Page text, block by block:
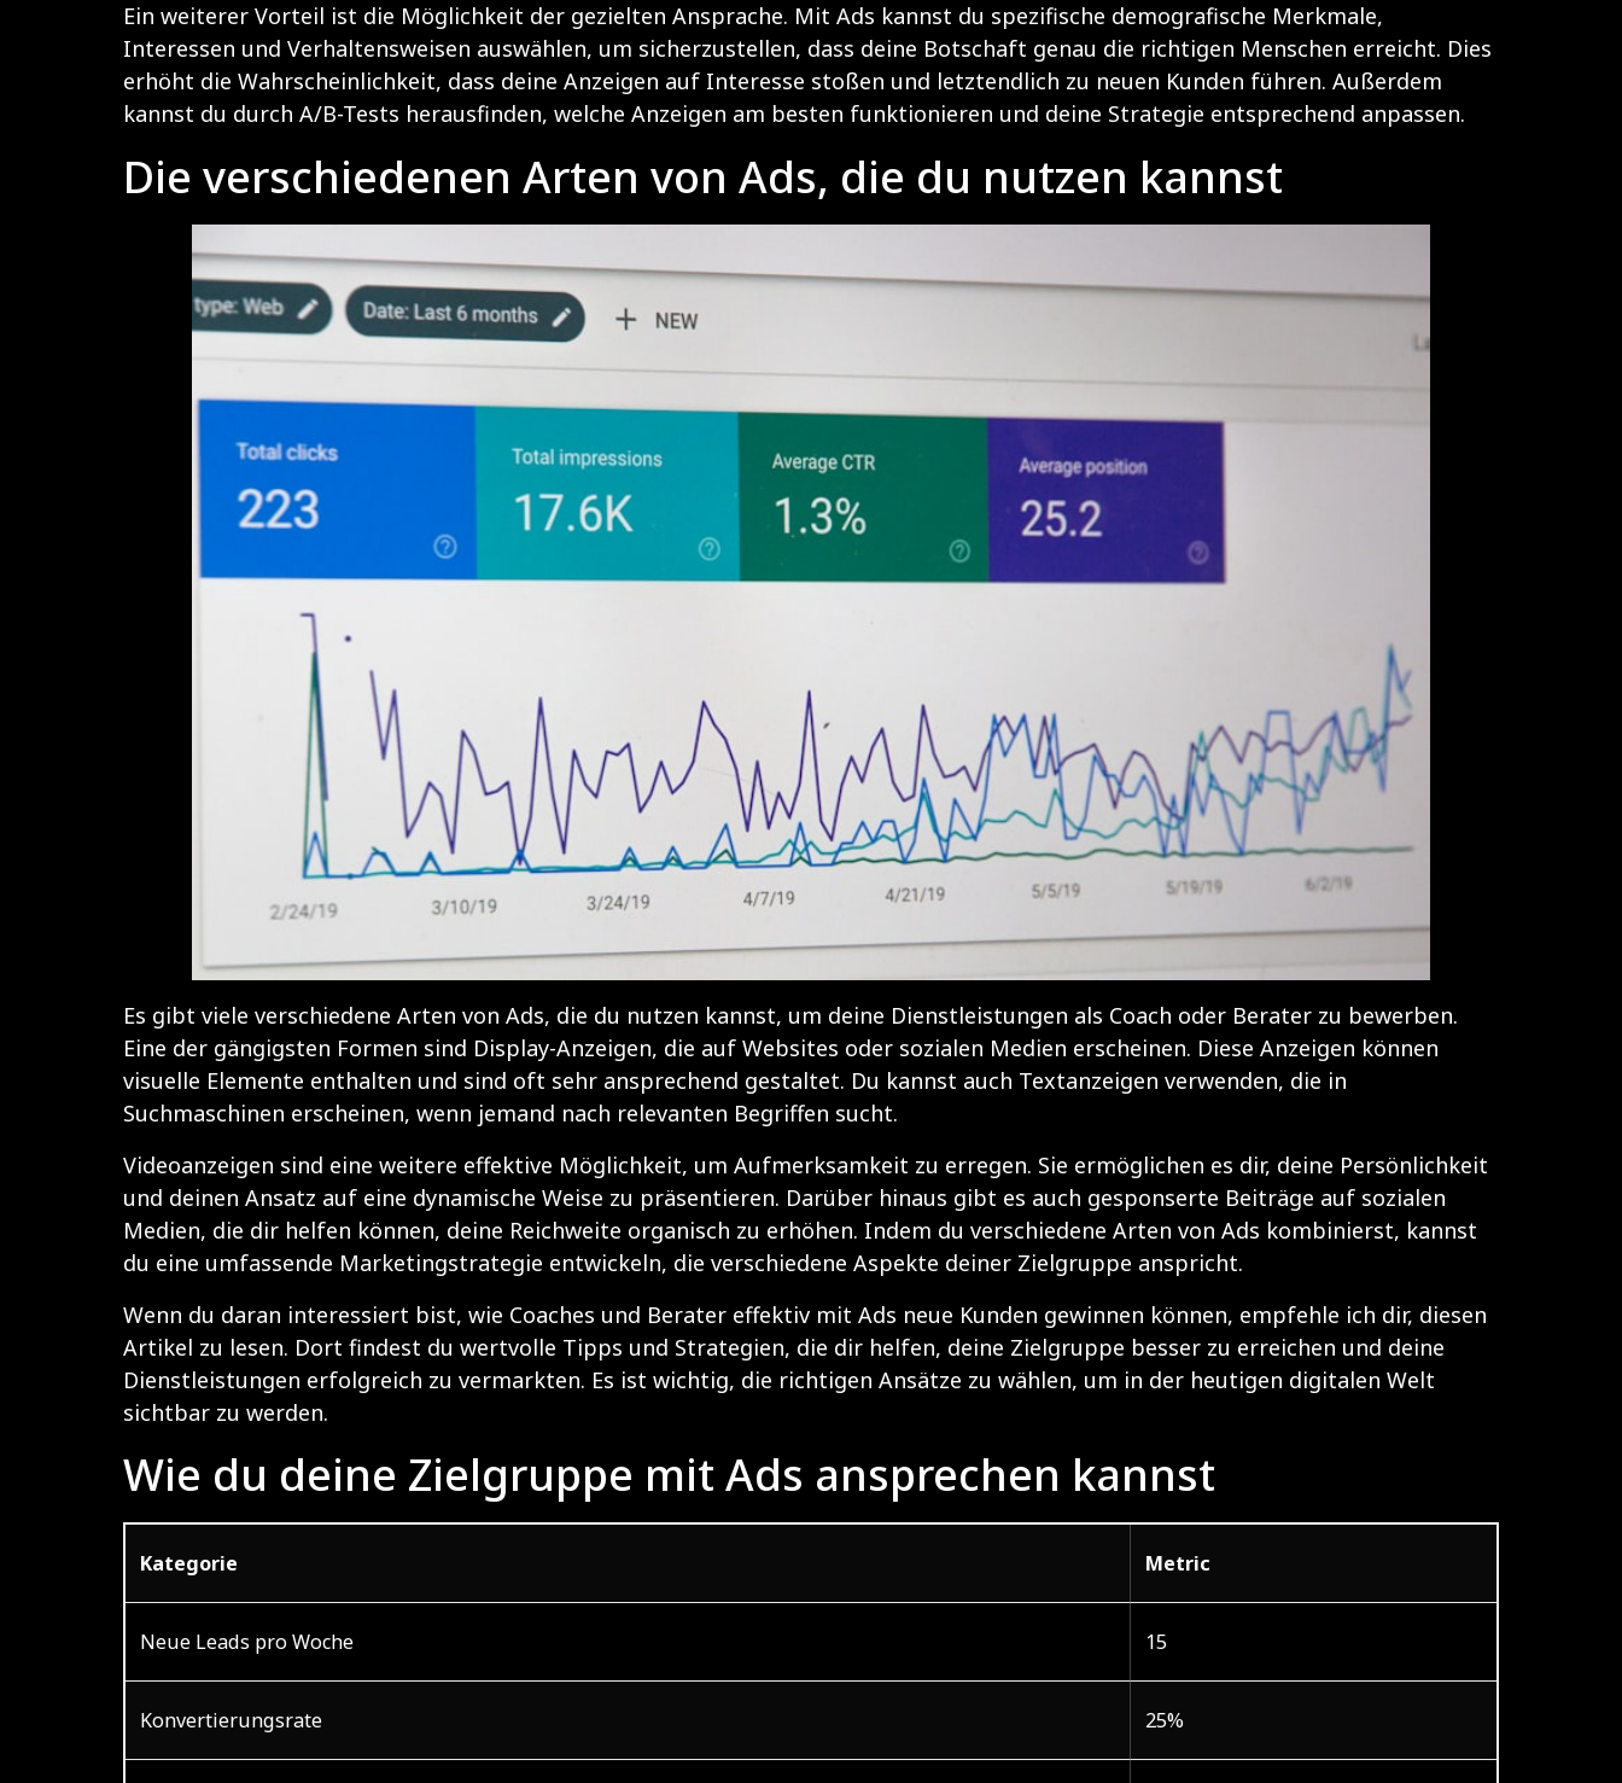
Ein weiterer Vorteil ist die Möglichkeit der gezielten Ansprache. Mit Ads kannst du spezifische demografische Merkmale,
Interessen und Verhaltensweisen auswählen, um sicherzustellen, dass deine Botschaft genau die richtigen Menschen erreicht. Dies
erhöht die Wahrscheinlichkeit, dass deine Anzeigen auf Interesse stoßen und letztendlich zu neuen Kunden führen. Außerdem
kannst du durch A/B-Tests herausfinden, welche Anzeigen am besten funktionieren und deine Strategie entsprechend anpassen.
Die verschiedenen Arten von Ads, die du nutzen kannst
Es gibt viele verschiedene Arten von Ads, die du nutzen kannst, um deine Dienstleistungen als Coach oder Berater zu bewerben.
Eine der gängigsten Formen sind Display-Anzeigen, die auf Websites oder sozialen Medien erscheinen. Diese Anzeigen können
visuelle Elemente enthalten und sind oft sehr ansprechend gestaltet. Du kannst auch Textanzeigen verwenden, die in
Suchmaschinen erscheinen, wenn jemand nach relevanten Begriffen sucht.
Videoanzeigen sind eine weitere effektive Möglichkeit, um Aufmerksamkeit zu erregen. Sie ermöglichen es dir, deine Persönlichkeit
und deinen Ansatz auf eine dynamische Weise zu präsentieren. Darüber hinaus gibt es auch gesponserte Beiträge auf sozialen
Medien, die dir helfen können, deine Reichweite organisch zu erhöhen. Indem du verschiedene Arten von Ads kombinierst, kannst
du eine umfassende Marketingstrategie entwickeln, die verschiedene Aspekte deiner Zielgruppe anspricht.
Wenn du daran interessiert bist, wie Coaches und Berater effektiv mit Ads neue Kunden gewinnen können, empfehle ich dir, diesen
Artikel zu lesen. Dort findest du wertvolle Tipps und Strategien, die dir helfen, deine Zielgruppe besser zu erreichen und deine
Dienstleistungen erfolgreich zu vermarkten. Es ist wichtig, die richtigen Ansätze zu wählen, um in der heutigen digitalen Welt
sichtbar zu werden.
Wie du deine Zielgruppe mit Ads ansprechen kannst
Kategorie Metric
Neue Leads pro Woche 15
Konvertierungsrate 25%